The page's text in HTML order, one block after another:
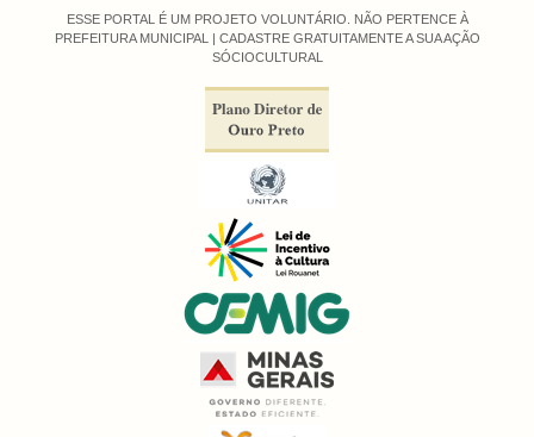
ESSE PORTAL É UM PROJETO VOLUNTÁRIO. NÃO PERTENCE À
PREFEITURA MUNICIPAL | CADASTRE GRATUITAMENTE A SUA AÇÃO
SÓCIOCULTURAL